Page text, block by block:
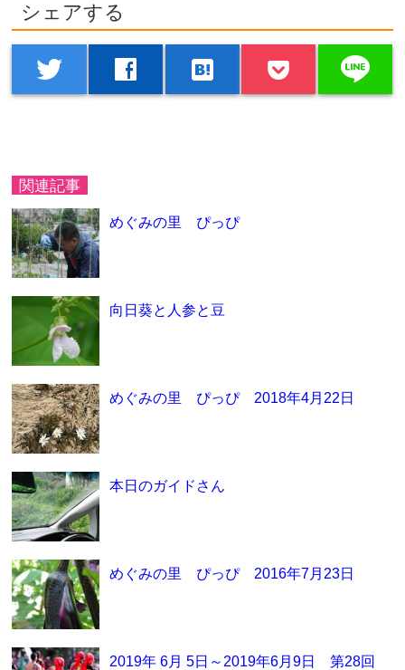
シェアする
twitter facebook hatenabookmark line
関連記事
めぐみの里 ぴっぴ
向日葵と人参と豆
めぐみの里 ぴっぴ 2018年4月22日
本日のガイドさん
めぐみの里 ぴっぴ 2016年7月23日
2019年 6月 5日～2019年6月9日 第28回